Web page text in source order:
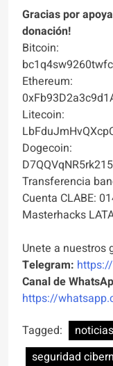
Gracias por
donación!
Bitcoin:
Ethereum:
Litecoin:
Dogecoin:
Transferencia
Cuenta CLABE:
Masterhacks
Unete a nuestros
Telegram:
Canal de
https://
Tagged:
seguridad